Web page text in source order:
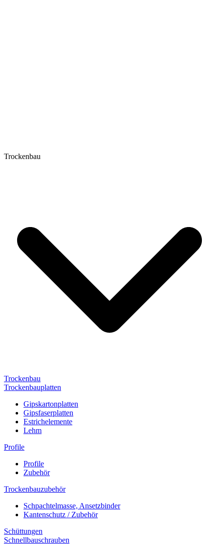
Trockenbau
Trockenbau
Trockenbauplatten
Gipskartonplatten
Gipsfaserplatten
Estrichelemente
Lehm
Profile
Profile
Zubehör
Trockenbauzubehör
Schpachtelmasse, Ansetzbinder
Kantenschutz / Zubehör
Schüttungen
Schnellbauschrauben